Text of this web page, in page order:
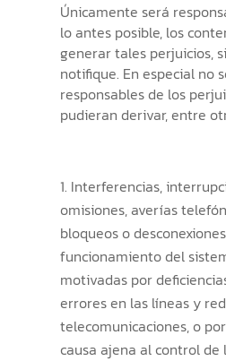
Únicamente será
lo antes posible, los
generar tales perjuicios,
notifique. En especial no
responsables de los
pudieran derivar, entre
Interferencias,
omisiones, averías
bloqueos o
funcionamiento del
motivadas por
errores en las líneas y
telecomunicaciones, o
causa ajena al control de